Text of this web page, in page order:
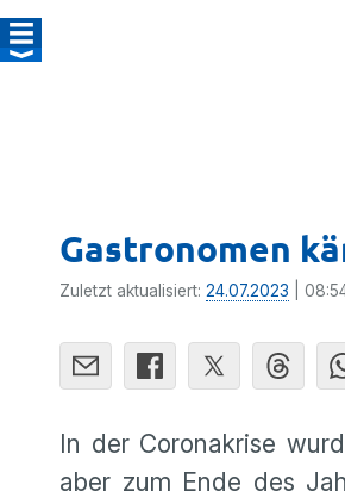
Gastronomen
Zuletzt aktualisiert: 24.07.2023 |
In der Coronakrise
aber zum Ende des